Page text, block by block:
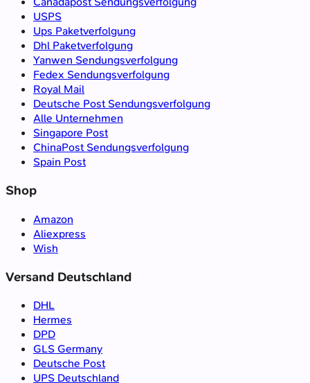
USPS
Ups Paketverfolgung
Dhl Paketverfolgung
Yanwen Sendungsverfolgung
Fedex Sendungsverfolgung
Royal Mail
Deutsche Post Sendungsverfolgung
Alle Unternehmen
Singapore Post
ChinaPost Sendungsverfolgung
Spain Post
Shop
Amazon
Aliexpress
Wish
Versand Deutschland
DHL
Hermes
DPD
GLS Germany
Deutsche Post
UPS Deutschland